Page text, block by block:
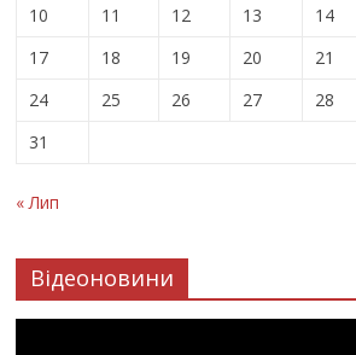
10
11 12 13 14
17
18 19 20 21
24
25 26 27 28
31
« Лип
Відеоновини